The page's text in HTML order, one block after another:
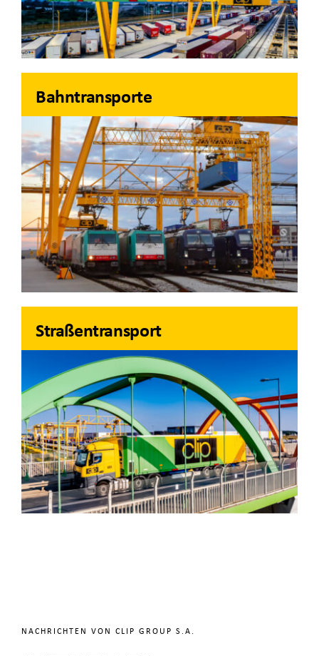
Bahntransporte
Straßentransport
NACHRICHTEN VON CLIP GROUP S.A.